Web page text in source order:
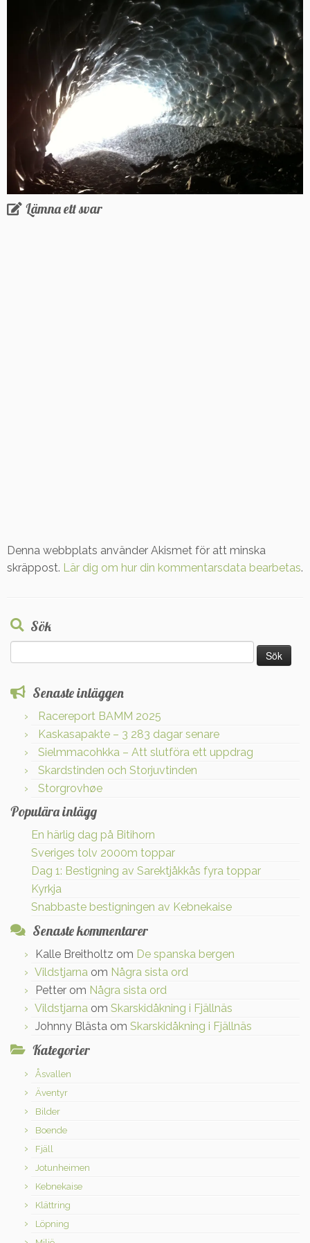
Lämna ett svar
Denna webbplats använder Akismet för att minska
skräppost. Lär dig om hur din kommentarsdata bearbetas.
Sök
efter:
Senaste inläggen
Racereport BAMM 2025
Kaskasapakte – 3 283 dagar senare
Sielmmacohkka – Att slutföra ett uppdrag
Skardstinden och Storjuvtinden
Storgrovhøe
Populära inlägg
En härlig dag på Bitihorn
Sveriges tolv 2000m toppar
Dag 1: Bestigning av Sarektjåkkås fyra toppar
Kyrkja
Snabbaste bestigningen av Kebnekaise
Senaste kommentarer
Kalle Breitholtz om De spanska bergen
Vildstjarna om Några sista ord
Petter om Några sista ord
Vildstjarna om Skarskidåkning i Fjällnäs
Johnny Blästa om Skarskidåkning i Fjällnäs
Kategorier
Åsvallen
Äventyr
Bilder
Boende
Fjäll
Jotunheimen
Kebnekaise
Klättring
Löpning